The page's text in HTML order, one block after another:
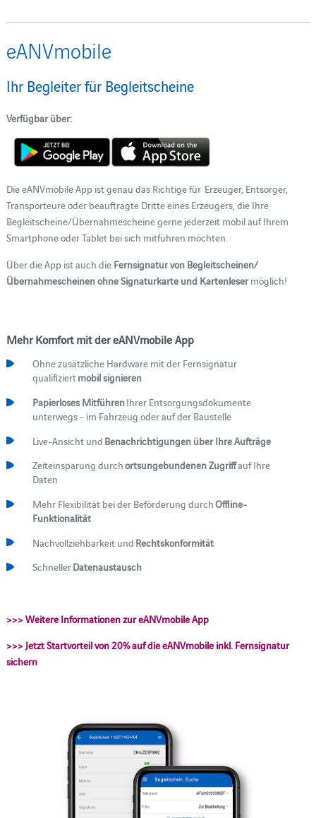
eANVmobile
Ihr Begleiter für Begleitscheine
Verfügbar über:
Die eANVmobile App ist genau das Richtige für Erzeuger, Entsorger,
Transporteure oder beauftragte Dritte eines Erzeugers, die Ihre
Begleitscheine/Übernahmescheine gerne jederzeit mobil auf Ihrem
Smartphone oder Tablet bei sich mitführen möchten.
Über die App ist auch die Fernsignatur von Begleitscheinen/
Übernahmescheinen ohne Signaturkarte und Kartenlesermöglich!
Mehr Komfort mit der eANVmobile App
Ohne zusätzliche Hardware mit der Fernsignatur
qualifiziertmobil signieren
Papierloses MitführenIhrer Entsorgungsdokumente
unterwegs - im Fahrzeug oder auf der Baustelle
Live-Ansicht und Benachrichtigungen über Ihre Aufträge
Zeiteinsparung durchortsungebundenen Zugriffauf Ihre
Daten
Mehr Flexibilität bei der Beförderung durchOffline-
Funktionalität
Nachvollziehbarkeit und Rechtskonformität
SchnellerDatenaustausch
>>> Weitere Informationen zur eANVmobile App
>>> Jetzt Startvorteil von 20% auf die eANVmobile inkl. Fernsignatur
sichern